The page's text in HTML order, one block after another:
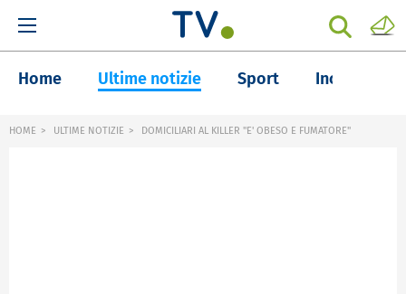
Home Ultime notizie Sport Inchieste
HOME ULTIME NOTIZIE DOMICILIARI AL KILLER "E' OBESO E FUMATORE"